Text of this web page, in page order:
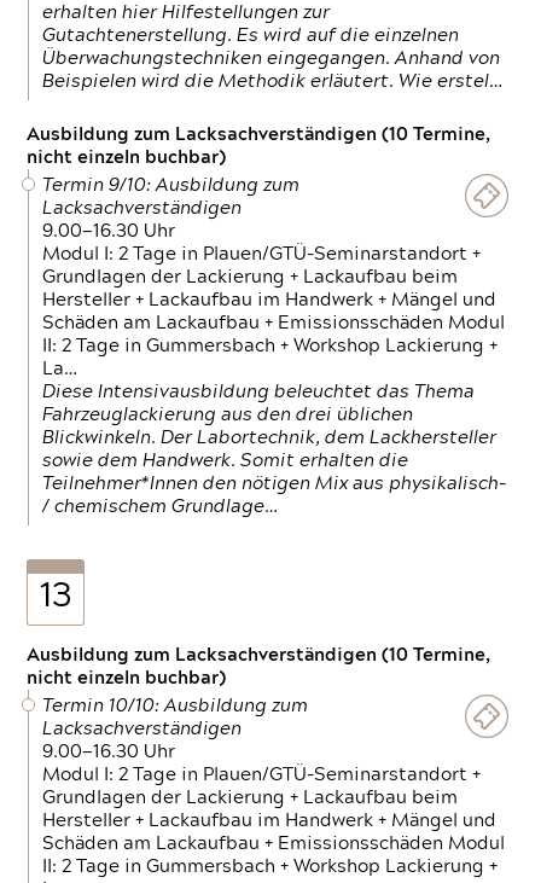
erhalten hier Hilfestellungen zur
Gutachtenerstellung. Es wird auf die einzelnen
Überwachungstechniken eingegangen. Anhand von
Beispielen wird die Methodik erläutert. Wie erstel…
Ausbildung zum Lacksachverständigen (10 Termine,
nicht einzeln buchbar)
Termin 9/10: Ausbildung zum
Lacksachverständigen
9.00—16.30 Uhr
Modul I: 2 Tage in Plauen/GTÜ-Seminarstandort +
Grundlagen der Lackierung + Lackaufbau beim
Hersteller + Lackaufbau im Handwerk + Mängel und
Schäden am Lackaufbau + Emissionsschäden Modul
II: 2 Tage in Gummersbach + Workshop Lackierung +
La…
Diese Intensivausbildung beleuchtet das Thema
Fahrzeuglackierung aus den drei üblichen
Blickwinkeln. Der Labortechnik, dem Lackhersteller
sowie dem Handwerk. Somit erhalten die
Teilnehmer*Innen den nötigen Mix aus physikalisch-
/ chemischem Grundlage…
13
Ausbildung zum Lacksachverständigen (10 Termine,
nicht einzeln buchbar)
Termin 10/10: Ausbildung zum
Lacksachverständigen
9.00—16.30 Uhr
Modul I: 2 Tage in Plauen/GTÜ-Seminarstandort +
Grundlagen der Lackierung + Lackaufbau beim
Hersteller + Lackaufbau im Handwerk + Mängel und
Schäden am Lackaufbau + Emissionsschäden Modul
II: 2 Tage in Gummersbach + Workshop Lackierung +